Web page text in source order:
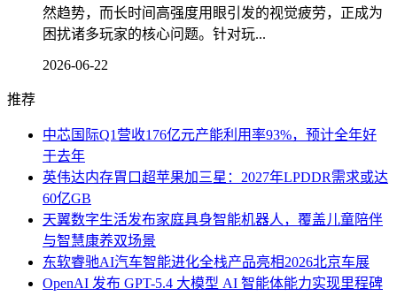
然趋势，而长时间高强度用眼引发的视觉疲劳，正成为
困扰诸多玩家的核心问题。针对玩...
2026-06-22
推荐
中芯国际Q1营收176亿元产能利用率93%，预计全年好
于去年
英伟达内存胃口超苹果加三星：2027年LPDDR需求或达
60亿GB
天翼数字生活发布家庭具身智能机器人，覆盖儿童陪伴
与智慧康养双场景
东软睿驰AI汽车智能进化全栈产品亮相2026北京车展
OpenAI 发布 GPT-5.4 大模型 AI 智能体能力实现里程碑